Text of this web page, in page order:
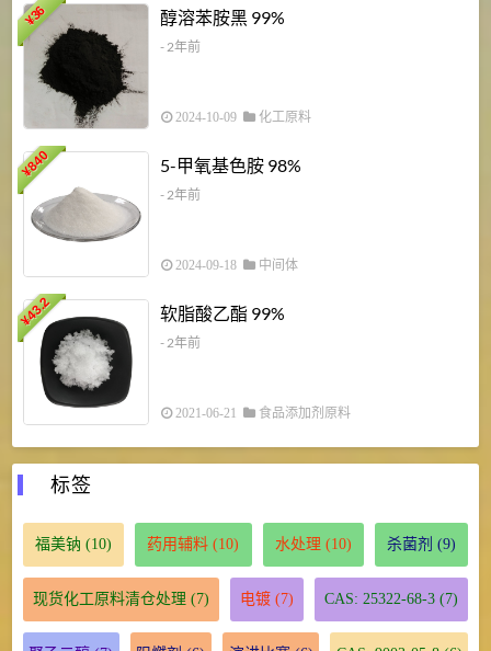
¥
36 醇溶苯胺黑 99%
- 2年前
2024-10-09 化工原料
¥
840 5-甲氧基色胺 98%
- 2年前
2024-09-18 中间体
¥
43.2 软脂酸乙酯 99%
- 2年前
2021-06-21 食品添加剂原料
标签
福美钠 (10) 药用辅料 (10) 水处理 (10) 杀菌剂 (9)
现货化工原料清仓处理 (7) 电镀 (7) CAS: 25322-68-3 (7)